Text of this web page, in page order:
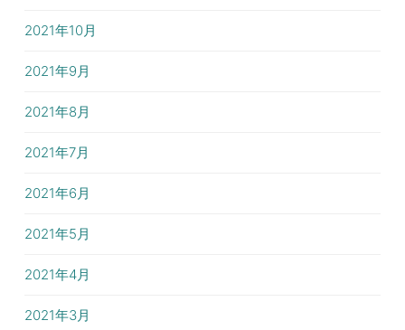
2021年10月
2021年9月
2021年8月
2021年7月
2021年6月
2021年5月
2021年4月
2021年3月